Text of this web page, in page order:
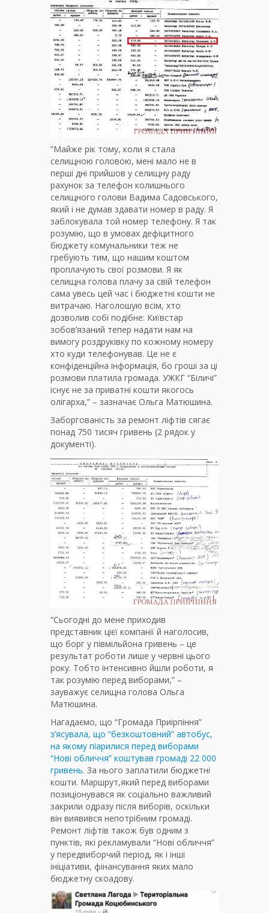
“Майже рік тому, коли я стала
селищною головою, мені мало не в
перші дні прийшов у селищну раду
рахунок за телефон колишнього
селищного голови Вадима Садовського,
який і не думав здавати номер в раду. Я
заблокувала той номер телефону. Я так
розумію, що в умовах дефіцитного
бюджету комунальники теж не
гребують тим, що нашим коштом
проплачують свої розмови. Я як
селищна голова плачу за свій телефон
сама увесь цей час і бюджетні кошти не
витрачаю. Наголошую всім, хто
дозволив собі подібне: Київстар
зобов’язаний тепер надати нам на
вимогу роздруківку по кожному номеру
хто куди телефонував. Це не є
конфіденційна інформація, бо гроші за ці
розмови платила громада. УЖКГ “Біличі”
існує не за приватні кошти якогось
олігарха,” – зазначає Ольга Матюшина.
Заборгованість за ремонт ліфтів сягає
понад 750 тисяч гривень (2 рядок у
документі).
“Сьогодні до мене приходив
представник цієї компанії й наголосив,
що борг у півмільйона гривень – це
результат роботи лише у червні цього
року. Тобто інтенсивно йшли роботи, я
так розумію перед виборами,” –
зауважує селищна голова Ольга
Матюшина.
Нагадаємо, що “Громада Приірпіння”
з’ясувала, що “безкоштовний” автобус,
на якому піарилися перед виборами
“Нові обличчя” коштував громаді 22 000
гривень. За нього заплатили бюджетні
кошти. Маршрут,який перед виборами
позиціонувався як соціально важливий
закрили одразу після виборів, оскільки
він виявився непотрібним громаді.
Ремонт ліфтів також був одним з
пунктів, які рекламували “Нові обличчя”
у передвиборчий період, як і інші
ініціативи, фінансування яких мало
бюджетну скоадову.